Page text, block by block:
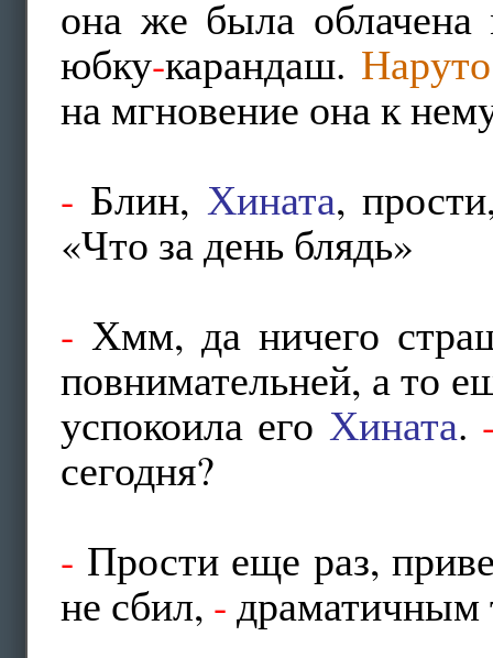
она же была
юбку-карандаш. Наруто
на мгновение она к
- Блин, Хината,
«Что за день блядь»
- Хмм, да ничего
повнимательней, а то
успокоила его Хината.
сегодня?
- Прости еще раз,
не сбил, -драматичным